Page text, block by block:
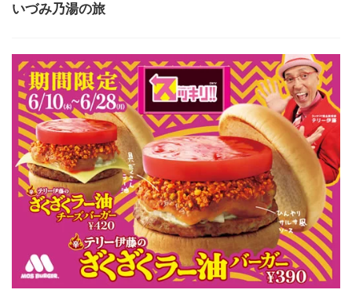
いづみ乃湯の旅